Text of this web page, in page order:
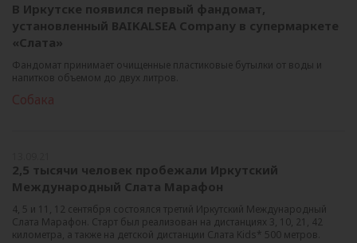
В Иркутске появился первый фандомат,
установленный BAIKALSEA Company в супермаркете
«Слата»
Фандомат принимает очищенные пластиковые бутылки от воды и
напитков объемом до двух литров.
Собака
2,5 тысячи человек пробежали Иркутский
Международный Слата Марафон
4, 5 и 11, 12 сентября состоялся третий Иркутский Международный
Слата Марафон. Старт был реализован на дистанциях 3, 10, 21, 42
километра, а также на детской дистанции Слата Kids* 500 метров.